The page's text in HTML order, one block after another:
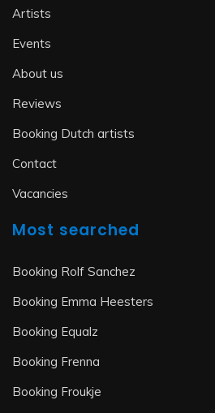
Artists
Events
About us
Reviews
Booking Dutch artists
Contact
Vacancies
Most searched
Booking Rolf Sanchez
Booking Emma Heesters
Booking Equalz
Booking Frenna
Booking Froukje